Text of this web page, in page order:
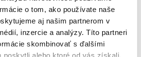
o tom, ako používate naše
aj našim partnerom v
inzercie a analýzy. Títo partneri
skombinovať s ďalšími
poskytli alebo ktoré od vás získali,
spoločenských...
Inštitúty zániku
trestnosti